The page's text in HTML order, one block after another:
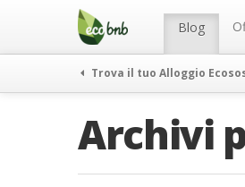
Menu Blog
Trova il tuo Alloggio
Archivi